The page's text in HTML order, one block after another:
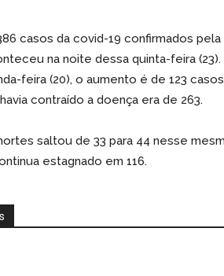
casos da covid-19 confirmados
na noite dessa quinta-feira
feira (20), o aumento é de 123
contraído a doença era de 263.
saltou de 33 para 44 nesse
estagnado em 116.